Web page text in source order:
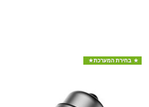
בחירת המערכת